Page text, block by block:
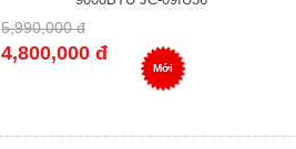
5,990,000 đ
4,800,000 đ
Mới